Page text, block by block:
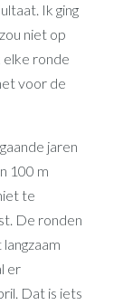
Ik ging
niet op
elke ronde
voor de
jaren
100 m
te
De ronden
er
Dat is iets